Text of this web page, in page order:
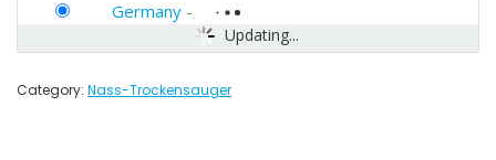
Updating...
Germany -
Category: Nass-Trockensauger